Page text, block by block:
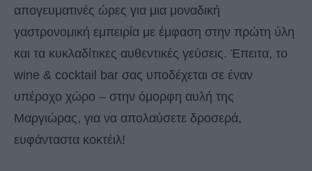
απογευματινές ώρες για μια μοναδική
γαστρονομική εμπειρία με έμφαση στην πρώτη ύλη
και τα κυκλαδίτικες αυθεντικές γεύσεις. Έπειτα, το
wine & cocktail bar σας υποδέχεται σε έναν
υπέροχο χώρο – στην όμορφη αυλή της
Μαργιώρας, για να απολαύσετε δροσερά,
ευφάνταστα κοκτέιλ!